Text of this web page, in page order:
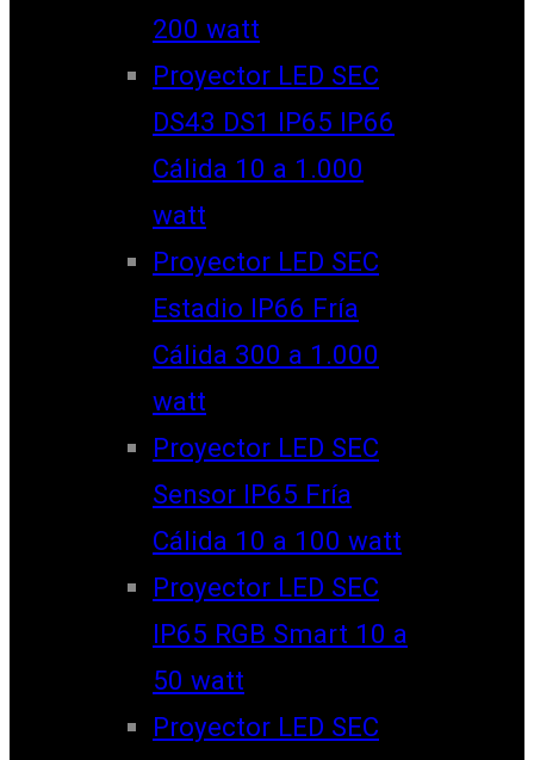
200 watt
Proyector LED SEC
DS43 DS1 IP65 IP66
Cálida 10 a 1.000
watt
Proyector LED SEC
Estadio IP66 Fría
Cálida 300 a 1.000
watt
Proyector LED SEC
Sensor IP65 Fría
Cálida 10 a 100 watt
Proyector LED SEC
IP65 RGB Smart 10 a
50 watt
Proyector LED SEC